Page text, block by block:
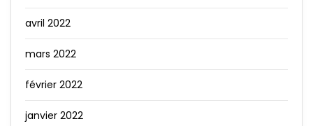
avril 2022
mars 2022
février 2022
janvier 2022